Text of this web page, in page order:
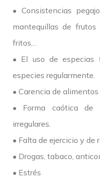
• Consistencias
mantequillas de
fritos…
• El uso de especias
especies regularmente.
• Carencia de
• Forma caótica de
irregulares.
• Falta de ejercicio y de
• Drogas, tabaco,
• Estrés